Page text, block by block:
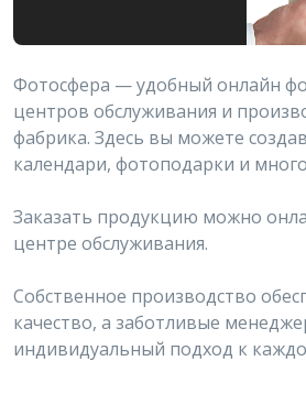
Фотосфера — удобный онлайн
центров обслуживания и
фабрика. Здесь вы можете
календари, фотоподарки и
Заказать продукцию можно
центре обслуживания.
Собственное производство
качество, а заботливые
индивидуальный подход к